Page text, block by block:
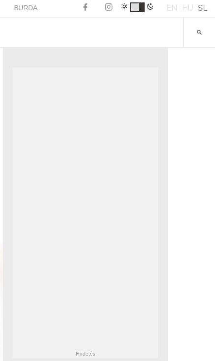
BURDA EN HU SL